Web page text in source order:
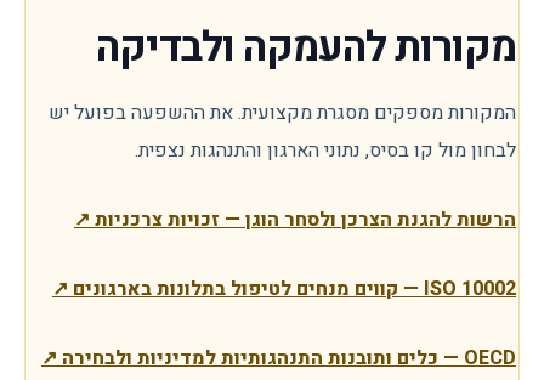
מקורות להעמקה ולבדיקה
המקורות מספקים מסגרת מקצועית. את ההשפעה בפועל יש
לבחון מול קו בסיס, נתוני הארגון והתנהגות נצפית.
הרשות להגנת הצרכן ולסחר הוגן — זכויות צרכניות↗
ISO 10002 — קווים מנחים לטיפול בתלונות בארגונים ↗
OECD — כלים ותובנות התנהגותיות למדיניות ולבחירה ↗